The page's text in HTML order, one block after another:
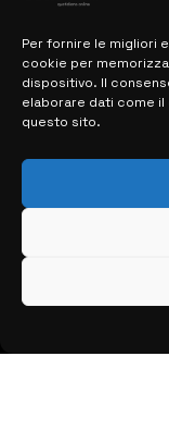
Per fornire le migliori
cookie per
dispositivo. Il
elaborare dati come il
questo sito.
MAPPA DEL
> NOTIZIE